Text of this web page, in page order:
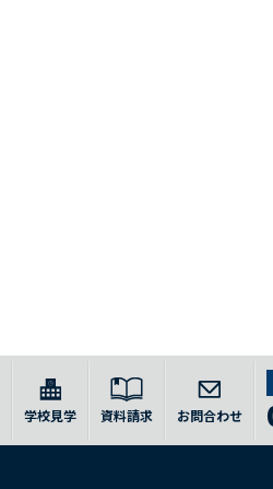
学校見学 資料請求 お問合わせ